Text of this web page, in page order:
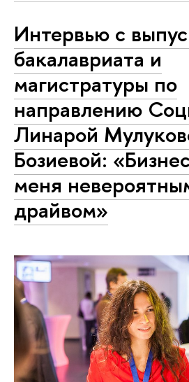
Интервью с
бакалавриата и
магистратуры по
направлению
Линарой
Бозиевой:
меня
драйвом»